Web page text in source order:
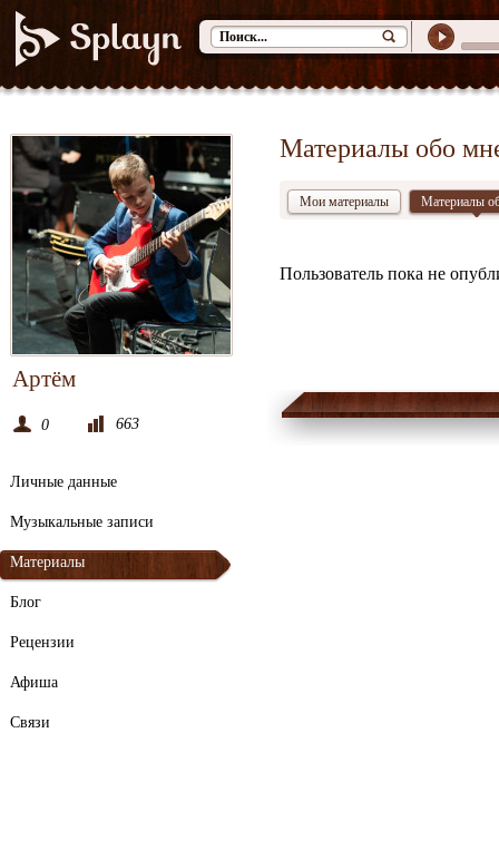
Артём
0 663
Личные данные
Музыкальные записи
Материалы
Блог
Рецензии
Афиша
Связи
Материалы обо
Мои материалы Материалы
Пользователь пока не